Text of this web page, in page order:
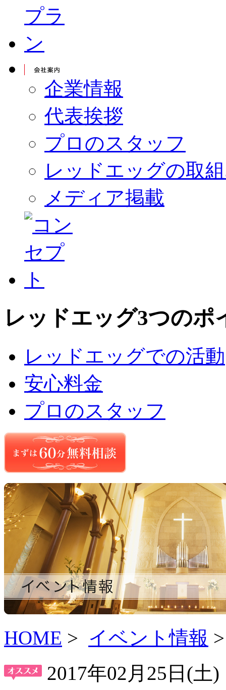
企業情報
代表挨拶
プロのスタッフ
レッドエッグの取
メディア掲載
レッドエッグ3つのポ
レッドエッグでの活動
安心料金
プロのスタッフ
HOME > イベント情報
2017年02月25日(土)